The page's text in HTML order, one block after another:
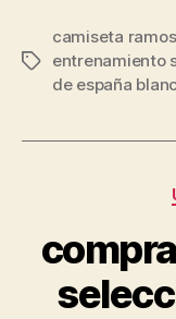
Etiquetas
camiseta
entrenamiento
de españa